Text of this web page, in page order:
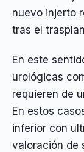
nuevo injerto
tras el
En este
urológicas
requieren de
En estos
inferior con
valoración de